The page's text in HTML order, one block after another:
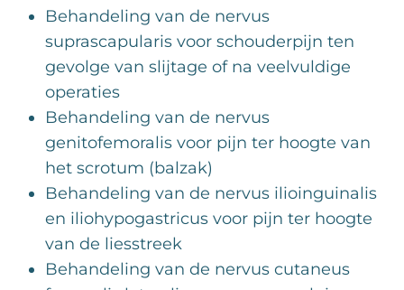
Behandeling van de nervus
suprascapularis voor schouderpijn ten
gevolge van slijtage of na veelvuldige
operaties
Behandeling van de nervus
genitofemoralis voor pijn ter hoogte van
het scrotum (balzak)
Behandeling van de nervus ilioinguinalis
en iliohypogastricus voor pijn ter hoogte
van de liesstreek
Behandeling van de nervus cutaneus